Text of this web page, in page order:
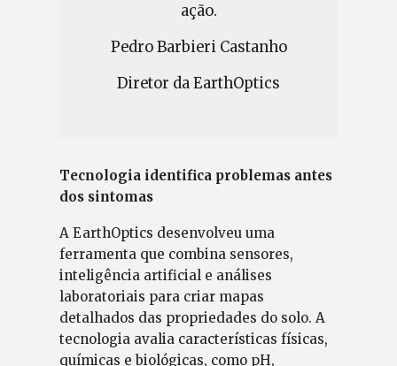
ação.
Pedro Barbieri Castanho
Diretor da EarthOptics
Tecnologia identifica problemas antes
dos sintomas
A EarthOptics desenvolveu uma
ferramenta que combina sensores,
inteligência artificial e análises
laboratoriais para criar mapas
detalhados das propriedades do solo. A
tecnologia avalia características físicas,
químicas e biológicas, como pH,